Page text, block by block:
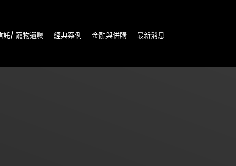
託/ 寵物遺囑 經典案例 金融與併購 最新消息